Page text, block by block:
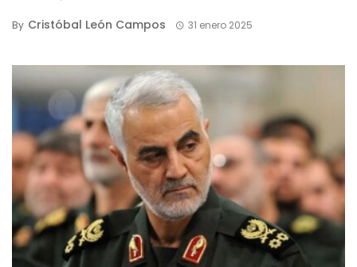
By Cristóbal León Campos 31 enero 2025